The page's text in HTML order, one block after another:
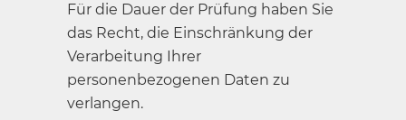
Für die Dauer der Prüfung haben Sie
das Recht, die Einschränkung der
Verarbeitung Ihrer
personenbezogenen Daten zu
verlangen.